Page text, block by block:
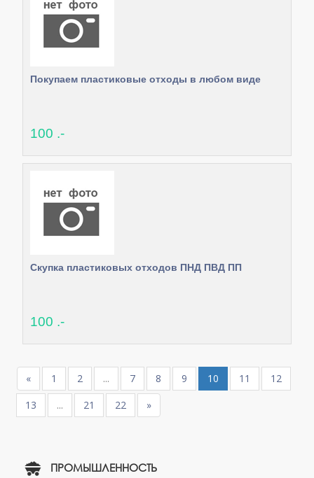
Покупаем пластиковые отходы в любом виде
100 .-
Скупка пластиковых отходов ПНД ПВД ПП
100 .-
« 1 2 ... 7 8 9 10 11
12
13
... 21 22 »
ПРОМЫШЛЕННОСТЬ